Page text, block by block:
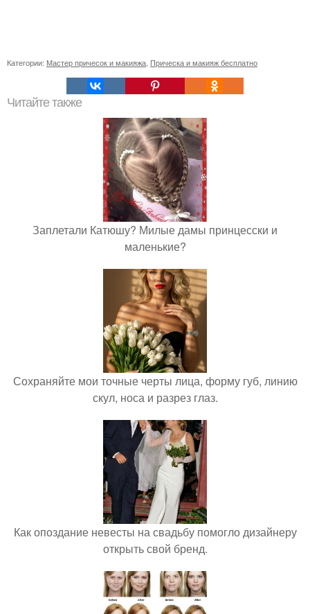
Категории: Мастер причесок и макияжа Прическа и макияж бесплатно
Читайте также
Заплетали Катюшу? Милые дамы принцесски и
маленькие?
Сохраняйте мои точные черты лица, форму губ, линию
скул, носа и разрез глаз.
Как опоздание невесты на свадьбу помогло дизайнеру
открыть свой бренд.